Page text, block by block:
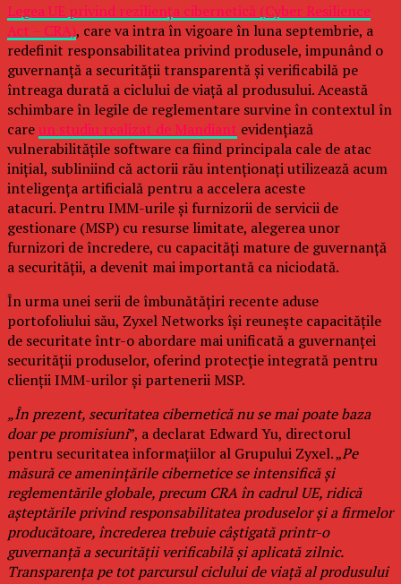
Legea UE privind reziliența cibernetică (Cyber Resilience
Act – CRA), care va intra în vigoare în luna septembrie, a
redefinit responsabilitatea privind produsele, impunând o
guvernanță a securității transparentă și verificabilă pe
întreaga durată a ciclului de viață al produsului. Această
schimbare în legile de reglementare survine în contextul în
careun studiu realizat de Mandiant evidențiază
vulnerabilitățile software ca fiind principala cale de atac
inițial, subliniind că actorii rău intenționați utilizează acum
inteligența artificială pentru a accelera aceste
atacuri. Pentru IMM-urile și furnizorii de servicii de
gestionare (MSP) cu resurse limitate, alegerea unor
furnizori de încredere, cu capacități mature de guvernanță
a securității, a devenit mai importantă ca niciodată.
În urma unei serii de îmbunătățiri recente aduse
portofoliului său, Zyxel Networks își reunește capacitățile
de securitate într-o abordare mai unificată a guvernanței
securității produselor, oferind protecție integrată pentru
clienții IMM-urilor și partenerii MSP.
„În prezent, securitatea cibernetică nu se mai poate baza
doar pe promisiuni”, a declarat Edward Yu, directorul
pentru securitatea informațiilor al Grupului Zyxel. „Pe
măsură ce amenințările cibernetice se intensifică și
reglementările globale, precum CRA în cadrul UE, ridică
așteptările privind responsabilitatea produselor și a firmelor
producătoare, încrederea trebuie câștigată printr-o
guvernanță a securității verificabilă și aplicată zilnic.
Transparența pe tot parcursul ciclului de viață al produsului